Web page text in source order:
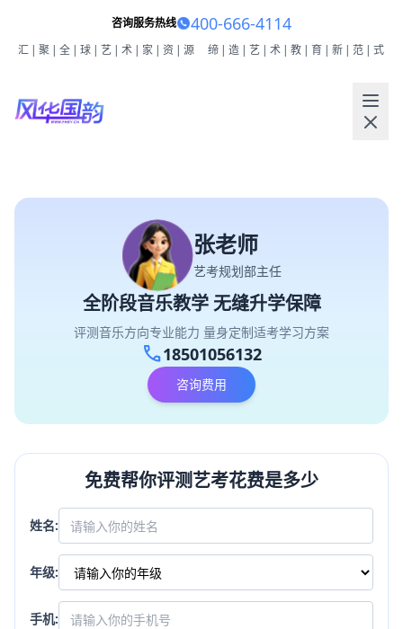
咨询服务热线 400-666-4114
汇|聚|全|球|艺|术|家|资|源 缔|造|艺|术|教|育|新|范|式
张老师
艺考规划部主任
全阶段音乐教学 无缝升学保障
评测音乐方向专业能力 量身定制适考学习方案
call18501056132
咨询费用
免费帮你评测艺考花费是多少
姓名:
年级:
手机: